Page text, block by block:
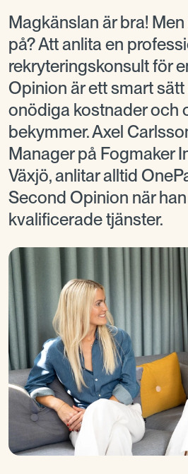
Magkänslan är bra!
på? Att anlita en
rekryteringskonsult för
Opinion är ett smart
onödiga kostnader och
bekymmer. Axel
Manager på Fogmaker
Växjö, anlitar alltid
Second Opinion när
kvalificerade tjänster.